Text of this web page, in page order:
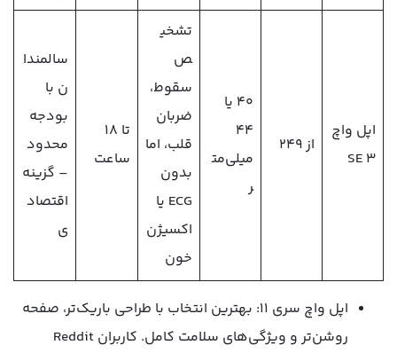
اپل واچ
SE 3
از ۲۴۹
۴۰ یا
۴۴
میلی‌مت
ر
تشخی
ص
سقوط،
ضربان
قلب، اما
بدون
ECG یا
اکسیژن
خون
تا ۱۸
ساعت
سالمندا
ن با
بودجه
محدود
– گزینه
اقتصاد
ی
اپل واچ سری 11: بهترین انتخاب با طراحی باریک‌تر، صفحه
روشن‌تر و ویژگی‌های سلامت کامل. کاربران Reddit